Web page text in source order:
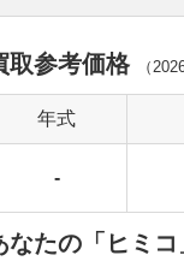
取参考価格 （
年式
-
なたの「ヒミ